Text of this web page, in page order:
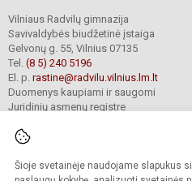
Šioje svetainėje naudojame slapukus
Vilniaus Radvilų gimnazija
Savivaldybės biudžetinė įstaiga
Gelvonų g. 55, Vilnius 07135
Tel. (8 5) 240 5196
El. p. rastine@radvilu.vilnius.lm.lt
Duomenys kaupiami ir saugomi
Juridinių asmenų registre
© 2022. Vilniaus Radvilų